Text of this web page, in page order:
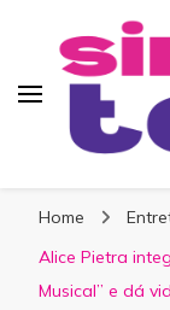
Home
Alice Pietra
Musical” e dá